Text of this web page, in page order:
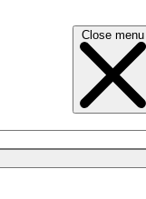
Close menu